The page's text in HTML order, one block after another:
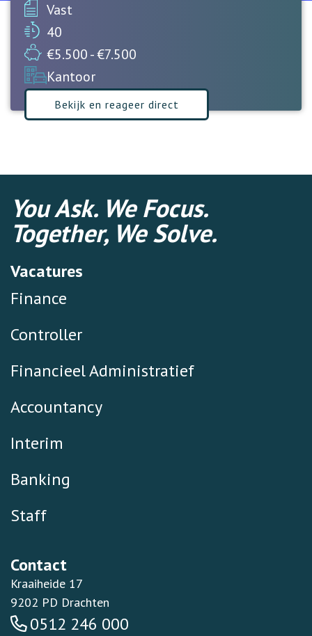
Vast
40
€5.500 - €7.500
Kantoor
Bekijk en reageer direct
You Ask. We Focus.
Together, We Solve.
Vacatures
Finance
Controller
Financieel Administratief
Accountancy
Interim
Banking
Staff
Contact
Kraaiheide 17
9202 PD Drachten
0512 246 000